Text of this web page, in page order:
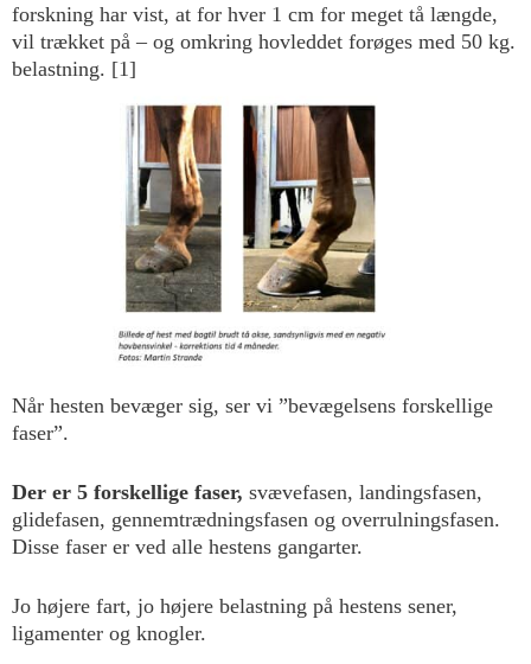
forskning har vist, at for hver 1 cm for meget tå længde,
vil trækket på – og omkring hovleddet forøges med 50 kg.
belastning. [1]
Når hesten bevæger sig, ser vi ”bevægelsens forskellige
faser”.
Der er 5 forskellige faser, svævefasen, landingsfasen,
glidefasen, gennemtrædningsfasen og overrulningsfasen.
Disse faser er ved alle hestens gangarter.
Jo højere fart, jo højere belastning på hestens sener,
ligamenter og knogler.